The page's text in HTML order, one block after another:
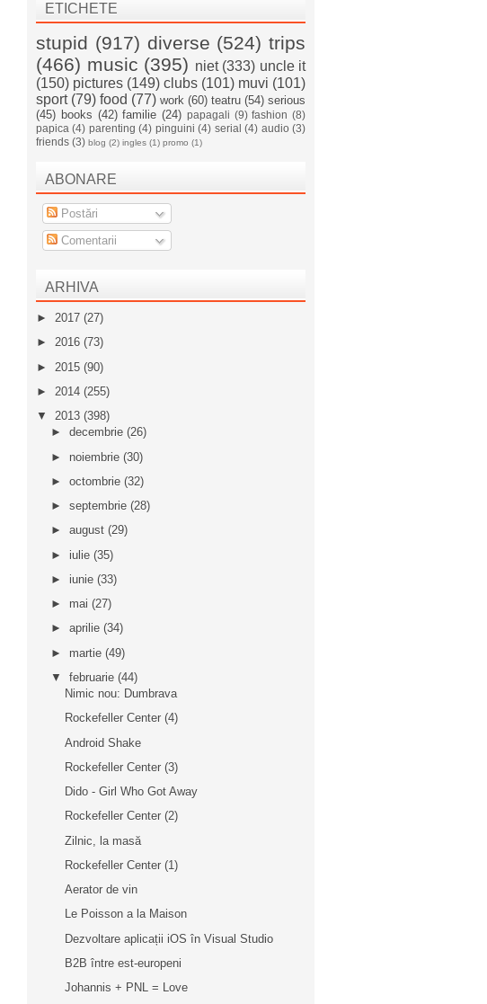
ETICHETE
stupid (917) diverse (524) trips
(466) music (395) niet (333) uncle it
(150) pictures (149) clubs (101) muvi (101)
sport (79) food (77) work (60) teatru (54) serious
(45) books (42) familie (24) papagali (9) fashion (8)
papica (4) parenting (4) pinguini (4) serial (4) audio (3)
friends (3) blog (2) ingles (1) promo (1)
ABONARE
Postări
Comentarii
ARHIVA
► 2017 (27)
► 2016 (73)
► 2015 (90)
► 2014 (255)
▼ 2013 (398)
► decembrie (26)
► noiembrie (30)
► octombrie (32)
► septembrie (28)
► august (29)
► iulie (35)
► iunie (33)
► mai (27)
► aprilie (34)
► martie (49)
▼ februarie (44)
Nimic nou: Dumbrava
Rockefeller Center (4)
Android Shake
Rockefeller Center (3)
Dido - Girl Who Got Away
Rockefeller Center (2)
Zilnic, la masă
Rockefeller Center (1)
Aerator de vin
Le Poisson a la Maison
Dezvoltare aplicații iOS în Visual Studio
B2B între est-europeni
Johannis + PNL = Love